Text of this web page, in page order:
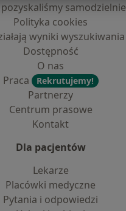
samodzielnie
Polityka cookies
wyniki wyszukiwania
Dostępność
O nas
Praca
Rekrutujemy!
Partnerzy
Centrum prasowe
Kontakt
Dla pacjentów
Lekarze
Placówki medyczne
Pytania i odpowiedzi